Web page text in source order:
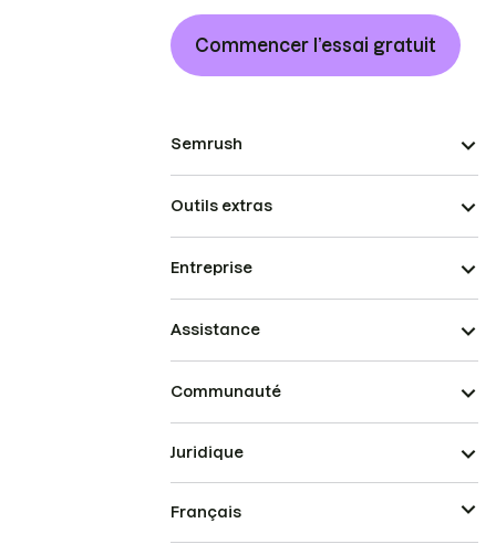
Commencer l’essai gratuit
Semrush
Outils extras
Entreprise
Assistance
Communauté
Juridique
Français